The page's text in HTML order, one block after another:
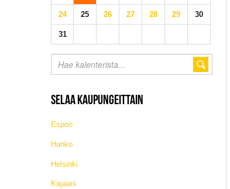
24 25 26 27 28 29 30
31
SELAA KAUPUNGEITTAIN
Espoo
Hanko
Helsinki
Kajaani